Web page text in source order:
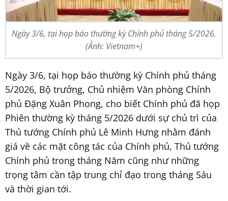
Ngày 3/6, tại họp báo thường kỳ Chính phủ tháng 5/2026.
(Ảnh: Vietnam+)
Ngày 3/6, tại họp báo thường kỳ Chính phủ tháng
5/2026, Bộ trưởng, Chủ nhiệm Văn phòng Chính
phủ Đặng Xuân Phong, cho biết Chính phủ đã họp
Phiên thường kỳ tháng 5/2026 dưới sự chủ trì của
Thủ tướng Chính phủ Lê Minh Hưng nhằm đánh
giá về các mặt công tác của Chính phủ, Thủ tướng
Chính phủ trong tháng Năm cũng như những
trọng tâm cần tập trung chỉ đạo trong tháng Sáu
và thời gian tới.